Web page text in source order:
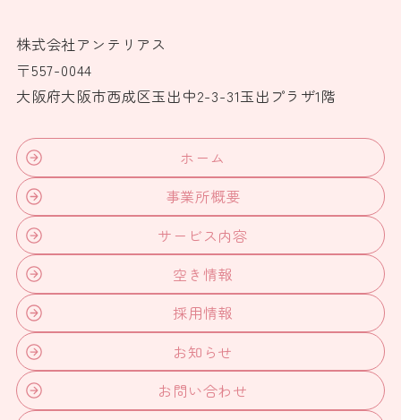
株式会社アンテリアス
〒557-0044
大阪府大阪市西成区玉出中2-3-31玉出プラザ1階
ホーム
事業所概要
サービス内容
空き情報
採用情報
お知らせ
お問い合わせ